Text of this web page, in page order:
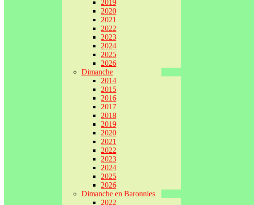
2019
2020
2021
2022
2023
2024
2025
2026
Dimanche
2014
2015
2016
2017
2018
2019
2020
2021
2022
2023
2024
2025
2026
Dimanche en Baronnies
2022